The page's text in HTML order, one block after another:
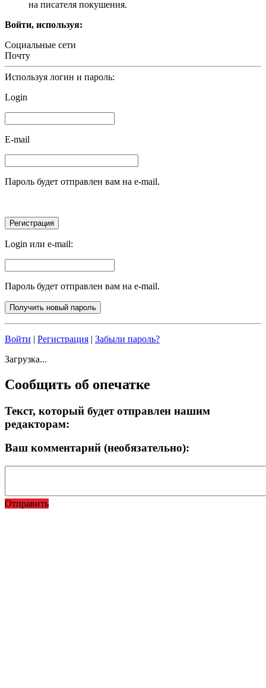
на писателя покушения.
Войти, используя:
Социальные сети
Почту
Используя логин и пароль:
Login
E-mail
Пароль будет отправлен вам на e-mail.
Login или e-mail:
Пароль будет отправлен вам на e-mail.
Войти | Регистрация | Забыли пароль?
Загрузка...
Сообщить об опечатке
Текст, который будет отправлен нашим
редакторам:
Ваш комментарий (необязательно):
Отправить